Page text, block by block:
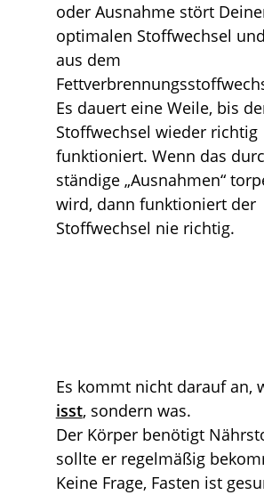
oder Ausnahme stört
optimalen Stoffwechsel
aus dem
Es dauert eine Weile, bis
Stoffwechsel wieder richtig
funktioniert. Wenn das
ständige „Ausnahmen“
wird, dann funktioniert der
Stoffwechsel nie richtig.
Es kommt nicht darauf an,
isst, sondern was.
Der Körper benötigt
sollte er regelmäßig
Keine Frage, Fasten ist